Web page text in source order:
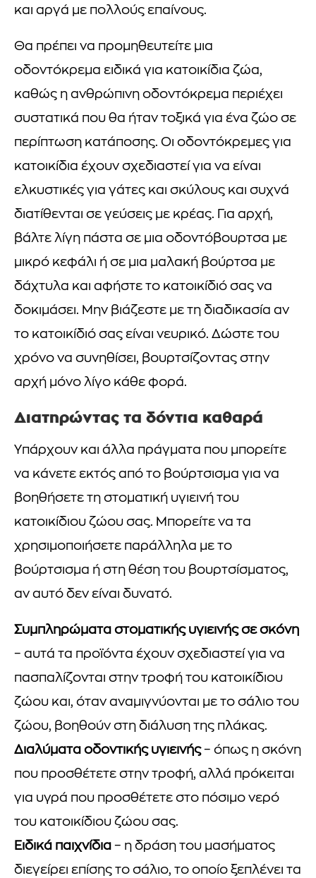
και αργά με πολλούς επαίνους.
Θα πρέπει να προμηθευτείτε μια
οδοντόκρεμα ειδικά για κατοικίδια ζώα,
καθώς η ανθρώπινη οδοντόκρεμα περιέχει
συστατικά που θα ήταν τοξικά για ένα ζώο σε
περίπτωση κατάποσης. Οι οδοντόκρεμες για
κατοικίδια έχουν σχεδιαστεί για να είναι
ελκυστικές για γάτες και σκύλους και συχνά
διατίθενται σε γεύσεις με κρέας. Για αρχή,
βάλτε λίγη πάστα σε μια οδοντόβουρτσα με
μικρό κεφάλι ή σε μια μαλακή βούρτσα με
δάχτυλα και αφήστε το κατοικίδιό σας να
δοκιμάσει. Μην βιάζεστε με τη διαδικασία αν
το κατοικίδιό σας είναι νευρικό. Δώστε του
χρόνο να συνηθίσει, βουρτσίζοντας στην
αρχή μόνο λίγο κάθε φορά.
Διατηρώντας τα δόντια καθαρά
Υπάρχουν και άλλα πράγματα που μπορείτε
να κάνετε εκτός από το βούρτσισμα για να
βοηθήσετε τη στοματική υγιεινή του
κατοικίδιου ζώου σας. Μπορείτε να τα
χρησιμοποιήσετε παράλληλα με το
βούρτσισμα ή στη θέση του βουρτσίσματος,
αν αυτό δεν είναι δυνατό.
Συμπληρώματα στοματικής υγιεινής σε σκόνη
– αυτά τα προϊόντα έχουν σχεδιαστεί για να
πασπαλίζονται στην τροφή του κατοικίδιου
ζώου και, όταν αναμιγνύονται με το σάλιο του
ζώου, βοηθούν στη διάλυση της πλάκας.
Διαλύματα οδοντικής υγιεινής– όπως η σκόνη
που προσθέτετε στην τροφή, αλλά πρόκειται
για υγρά που προσθέτετε στο πόσιμο νερό
του κατοικίδιου ζώου σας.
Ειδικά παιχνίδια – η δράση του μασήματος
διεγείρει επίσης το σάλιο, το οποίο ξεπλένει τα